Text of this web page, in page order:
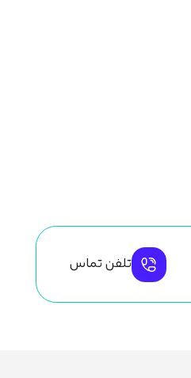
تلفن تماس